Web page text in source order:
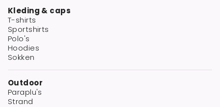
Kleding & caps
T-shirts
Sportshirts
Polo's
Hoodies
Sokken
Outdoor
Paraplu's
Strand